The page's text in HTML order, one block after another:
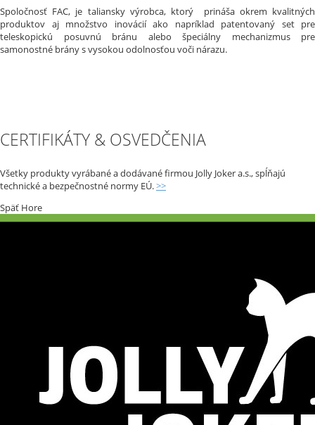
Spoločnosť FAC, je taliansky výrobca, ktorý prináša okrem kvalitných
produktov aj množstvo inovácií ako napríklad patentovaný set pre
teleskopickú posuvnú bránu alebo špeciálny mechanizmus pre
samonostné brány s vysokou odolnosťou voči nárazu.
CERTIFIKÁTY & OSVEDČENIA
Všetky produkty vyrábané a dodávané firmou Jolly Joker a.s., spĺňajú
technické a bezpečnostné normy EÚ.>>
Späť Hore